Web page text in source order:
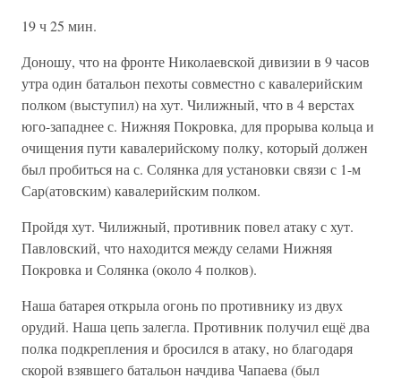
19 ч 25 мин.
Доношу, что на фронте Николаевской дивизии в 9 часов
утра один батальон пехоты совместно с кавалерийским
полком (выступил) на хут. Чилижный, что в 4 верстах
юго-западнее с. Нижняя Покровка, для прорыва кольца и
очищения пути кавалерийскому полку, который должен
был пробиться на с. Солянка для установки связи с 1-м
Сар(атовским) кавалерийским полком.
Пройдя хут. Чилижный, противник повел атаку с хут.
Павловский, что находится между селами Нижняя
Покровка и Солянка (около 4 полков).
Наша батарея открыла огонь по противнику из двух
орудий. Наша цепь залегла. Противник получил ещё два
полка подкрепления и бросился в атаку, но благодаря
скорой взявшего батальон начдива Чапаева (был